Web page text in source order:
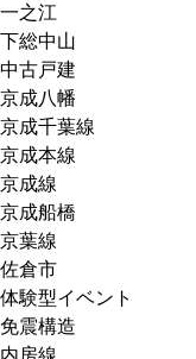
一之江
下総中山
中古戸建
京成八幡
京成千葉線
京成本線
京成線
京成船橋
京葉線
佐倉市
体験型イベント
免震構造
内房線